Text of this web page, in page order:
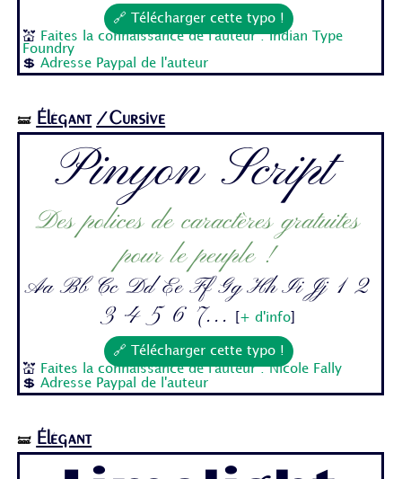
🔗 Télécharger cette typo !
💒
Faites la connaissance de l'auteur : Indian Type
Foundry
💲Adresse Paypal de l'auteur
🝛 Élégant /Cursive
Pinyon Script
Des polices de caractères gratuites
pour le peuple !
Aa Bb Cc Dd Ee Ff Gg Hh Ii Jj 1 2
3 4 5 6 7...
+ d'info
🔗 Télécharger cette typo !
💒
Faites la connaissance de l'auteur : Nicole Fally
💲Adresse Paypal de l'auteur
🝛 Élégant